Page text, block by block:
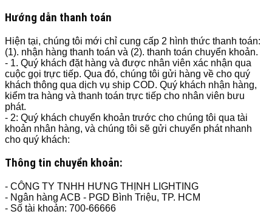
Hướng dẫn thanh toán
Hiện tại, chúng tôi mới chỉ cung cấp 2 hình thức thanh toán:
(1). nhận hàng thanh toán và (2). thanh toán chuyển khoản.
- 1. Quý khách đặt hàng và được nhân viên xác nhận qua
cuộc gọi trực tiếp. Qua đó, chúng tôi gửi hàng về cho quý
khách thông qua dịch vụ ship COD. Quý khách nhận hàng,
kiểm tra hàng và thanh toán trực tiếp cho nhân viên bưu
phát.
- 2: Quý khách chuyển khoản trước cho chúng tôi qua tài
khoản nhân hàng, và chúng tôi sẽ gửi chuyển phát nhanh
cho quý khách:
Thông tin chuyển khoản:
- CÔNG TY TNHH HƯNG THỊNH LIGHTING
- Ngân hàng ACB - PGD Bình Triệu, TP. HCM
- Số tài khoản: 700-66666